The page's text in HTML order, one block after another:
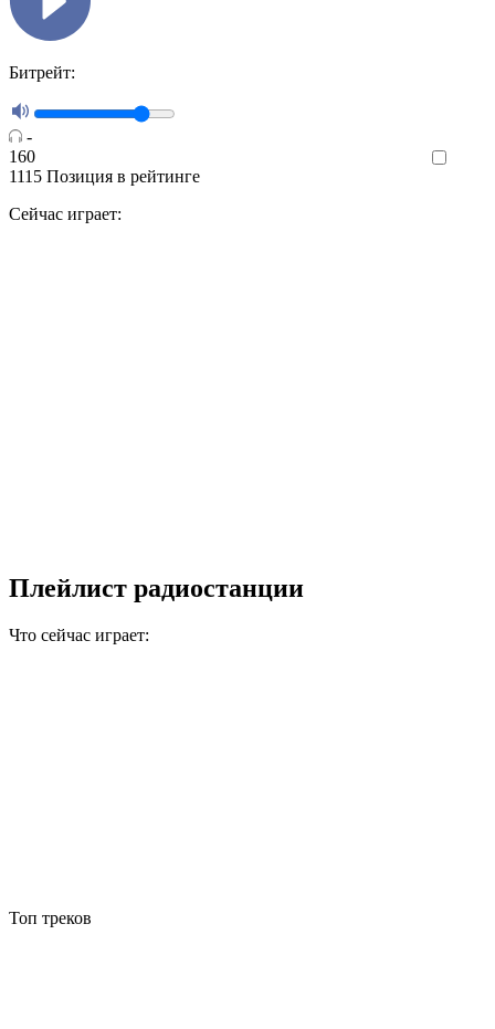
Битрейт:
-
160
1115 Позиция в рейтинге
Сейчас играет:
Плейлист радиостанции
Что сейчас играет:
Топ треков